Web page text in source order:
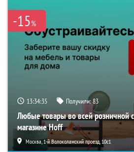
-15%
13:34:34 Получили:83
Любые товары во всей розничной
магазине Hoff
Москва, 1-й Волоколамский проезд, 10с1